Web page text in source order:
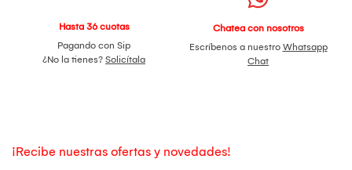
Hasta 36 cuotas
Pagando con Sip
¿No la tienes? Solicítala
Chatea con nosotros
Escríbenos a nuestro Whatsapp
Chat
¡Recibe nuestras ofertas y novedades!